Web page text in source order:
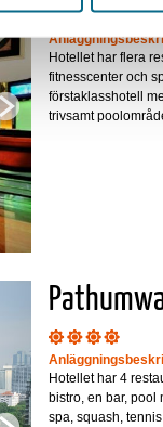
Hotellet har flera
fitnesscenter och
förstaklasshotell
trivsamt
Hotellet har 4
bistro, en bar, pool
spa, squash,